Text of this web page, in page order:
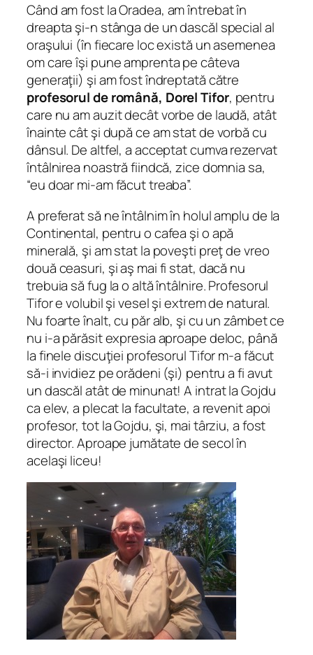
Când am fost la Oradea, am întrebat în
dreapta şi-n stânga de un dascăl special al
oraşului (în fiecare loc există un asemenea
om care îşi pune amprenta pe câteva
generaţii) şi am fost îndreptată către
profesorul de română, Dorel Tifor, pentru
care nu am auzit decât vorbe de laudă, atât
înainte cât şi după ce am stat de vorbă cu
dânsul. De altfel, a acceptat cumva rezervat
întâlnirea noastră fiindcă, zice domnia sa,
“eu doar mi-am făcut treaba”.
A preferat să ne întâlnim în holul amplu de la
Continental, pentru o cafea şi o apă
minerală, şi am stat la poveşti preţ de vreo
două ceasuri, şi aş mai fi stat, dacă nu
trebuia să fug la o altă întâlnire. Profesorul
Tifor e volubil şi vesel şi extrem de natural.
Nu foarte înalt, cu păr alb, şi cu un zâmbet ce
nu i-a părăsit expresia aproape deloc, până
la finele discuţiei profesorul Tifor m-a făcut
să-i invidiez pe orădeni (şi) pentru a fi avut
un dascăl atât de minunat! A intrat la Gojdu
ca elev, a plecat la facultate, a revenit apoi
profesor, tot la Gojdu, şi, mai târziu, a fost
director. Aproape jumătate de secol în
acelaşi liceu!